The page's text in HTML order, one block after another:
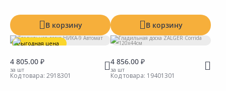
В корзину В корзину
Выгодная цена
4 805.00 ₽
за шт
Код товара: 2918301
4 856.00 ₽
за шт
Код товара: 19401301